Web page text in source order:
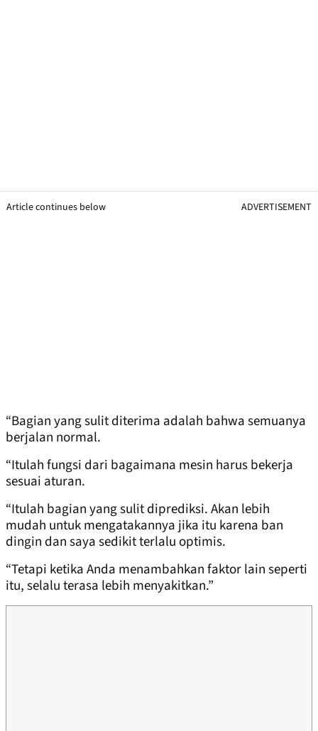
Article continues below ADVERTISEMENT
“Bagian yang sulit diterima adalah bahwa semuanya
berjalan normal.
“Itulah fungsi dari bagaimana mesin harus bekerja
sesuai aturan.
“Itulah bagian yang sulit diprediksi. Akan lebih
mudah untuk mengatakannya jika itu karena ban
dingin dan saya sedikit terlalu optimis.
“Tetapi ketika Anda menambahkan faktor lain seperti
itu, selalu terasa lebih menyakitkan.”